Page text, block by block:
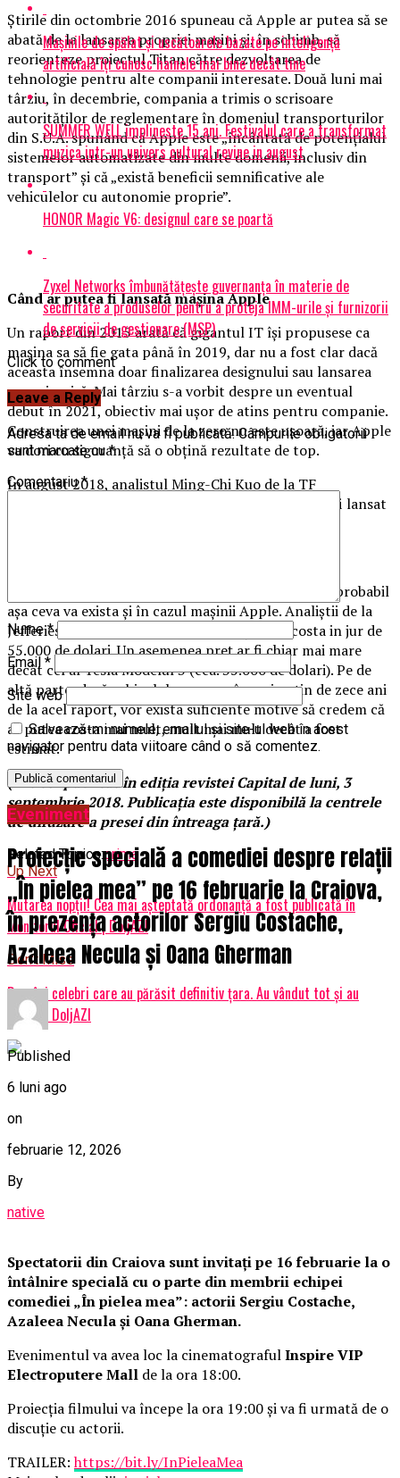
Știrile din octombrie 2016 spuneau că Apple ar putea să se
abată de la lansarea propriei maşini şi, în schimb, să
reorienteze proiectul Titan către dezvoltarea de
tehnologie pentru alte companii interesate. Două luni mai
târziu, în decembrie, compania a trimis o scrisoare
autorităţilor de reglementare în domeniul transporturilor
din S.U.A. spunând că Apple este „încântată de potenţialul
sistemelor automatizate din multe domenii, inclusiv din
transport” şi că „există beneficii semnificative ale
vehiculelor cu autonomie proprie”.
Când ar putea fi lansată maşina Apple
Un raport din 2015 arată că gigantul IT îşi propusese ca
maşina sa să fie gata până în 2019, dar nu a fost clar dacă
aceasta însemna doar finalizarea designului sau lansarea
propriu-zisă. Mai târziu s-a vorbit despre un eventual
debut în 2021, obiectiv mai uşor de atins pentru companie.
Construirea unei maşini de la zero nu este uşoară, iar Apple
va dori cu siguranţă să o obţină rezultate de top.
În august 2018, analistul Ming-Chi Kuo de la TF
International Securities a sugerat că Apple Car va fi lansat
Toţi ştim despre aşa zisul „Apple Tax”, nu? Ei bine, probabil
aşa ceva va exista şi în cazul maşinii Apple. Analiştii de la
Jefferies&co estimau, în 2015, că maşina va costa in jur de
55.000 de dolari. Un asemenea preţ ar fi chiar mai mare
decât cel al Tesla Modelul 3 (cca. 35.000 de dolari). Pe de
altă parte, dacă vehiculul nu apare în mai puţin de zece ani
de la acel raport, vor exista suficiente motive să credem că
ar putea costa mai mult, mult mai mult decât a fost
estimat.
(Articol publicat în ediţia revistei Capital de luni, 3
septembrie 2018. Publicaţia este disponibilă la centrele
de difuzare a presei din întreaga ţară.)
Related Topics:prima
Up Next
Mutarea nopții! Cea mai așteptată ordonanță a fost publicată în
Monitorul Oficial | DoljAZI
Don't Miss
Români celebri care au părăsit definitiv țara. Au vândut tot și au
plecat | DoljAZI
Mașinile de spălat și uscătoarele bazate pe inteligență
artificială îți cunosc hainele mai bine decât tine
SUMMER WELL implineste 15 ani. Festivalul care a transformat
muzica intr-un univers cultural revine in august
HONOR Magic V6: designul care se poartă
Zyxel Networks îmbunătățește guvernanța în materie de
securitate a produselor pentru a proteja IMM-urile și furnizorii
de servicii de gestionare (MSP)
Click to comment
Leave a Reply
Adresa ta de email nu va fi publicată. Câmpurile obligatorii
sunt marcate cu*
Comentariu*
Nume*
Email *
Site web
Salvează-mi numele, emailul și site-ul web în acest
navigator pentru data viitoare când o să comentez.
Eveniment
Proiecție specială a comediei despre relații
„În pielea mea” pe 16 februarie la Craiova,
în prezența actorilor Sergiu Costache,
Azaleea Necula și Oana Gherman
Published
6 luni ago
on
februarie 12, 2026
By
native
Spectatorii din Craiova sunt invitați pe 16 februarie la o
întâlnire specială cu o parte din membrii echipei
comediei „În pielea mea”: actorii Sergiu Costache,
Azaleea Necula și Oana Gherman.
Evenimentul va avea loc la cinematografulInspire VIP
Electroputere Mall de la ora 18:00.
Proiecția filmului va începe la ora 19:00 și va fi urmată de o
discuție cu actorii.
TRAILER:https://bit.ly/InPieleaMea